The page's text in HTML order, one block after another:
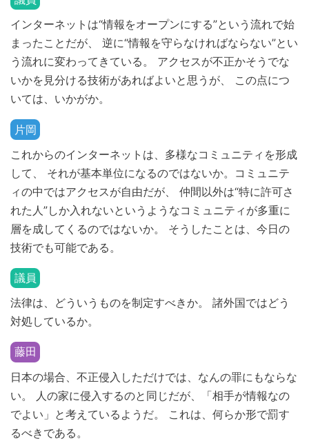
インターネットは“情報をオープンにする”という流れで始
まったことだが、 逆に“情報を守らなければならない”とい
う流れに変わってきている。 アクセスが不正かそうでな
いかを見分ける技術があればよいと思うが、 この点につ
いては、いかがか。
片岡
これからのインターネットは、多様なコミュニティを形成
して、 それが基本単位になるのではないか。コミュニテ
ィの中ではアクセスが自由だが、 仲間以外は“特に許可さ
れた人”しか入れないというようなコミュニティが多重に
層を成してくるのではないか。 そうしたことは、今日の
技術でも可能である。
議員
法律は、どういうものを制定すべきか。 諸外国ではどう
対処しているか。
藤田
日本の場合、不正侵入しただけでは、なんの罪にもならな
い。 人の家に侵入するのと同じだが、「相手が情報なの
でよい」と考えているようだ。 これは、何らか形で罰す
るべきである。